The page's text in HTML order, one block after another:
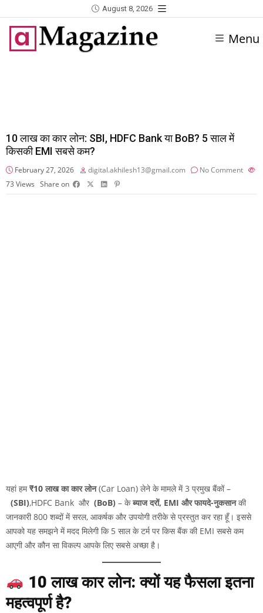
August 8, 2026
Menu
₹10 लाख का कार लोन: SBI, HDFC Bank या BoB? 5 साल में
किसकी EMI सबसे कम?
February 27, 2026 digital.akhilesh13@gmail.com
No Comment
73 Views Share on
यहां हम₹10 लाख का कार लोन(Car Loan) लेने के मामले में 3 प्रमुख बैंकों –
(SBI),HDFC Bank और (BoB) – केब्याज दरों, EMI और फायदे-नुकसानकी
जानकारी 800 शब्दों में सरल, आकर्षक और उपयोगी तरीके से प्रस्तुत कर रहा हूँ। इससे
आपको यह समझने में मदद मिलेगी कि 5 साल के टर्म पर किस बैंक की EMI सबसे कम
आएगी और कौन सा विकल्प आपके लिए सबसे अच्छा है।
₹10 लाख कार लोन: क्यों यह फैसला इतना
महत्वपूर्ण है?